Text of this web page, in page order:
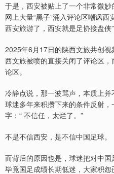
于是，西安被贴上了一个非常微妙
网上大量“黑子”涌入评论区嘲讽
西安旅游了，西安就是足协接盘侠”
2025年6月17日的陕西文旅共创
西文旅被喷的直接关闭了评论区
论区。
冷静点说，那一波骂声，本质上
球迷多年来积攒下来的条件反射
字：“ 不信任，太烂了。”
不是不信西安，是不信中国足球。
而背后的原因也是，球迷把对中
毕竟国足成绩长期低迷，大家积